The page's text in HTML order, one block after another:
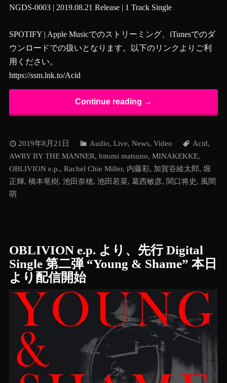
NGDS-0003 | 2019.08.21 Release | 1 Track Single
SPOTIFY | Apple Musicでのストリーミング、iTunesでのダ
ウンロードでの扱いとなります。以下のリンクよりご利
用ください。
https://ssm.lnk.to/Acid
Continue reading →
2019年8月21日 Audio, Live, News, Video Acid,
AWRY BY THE MANNER, hitomi matsuno, MINAKEKKE,
OBLIVION e.p., Rachel Chie Miller, 内藤彩, 加賀谷綾太郎, 堀
正輝, 橋本竜樹, 池田奈穂, 池田若菜, 葛西敏彦, 関口将史, 風間
萌
OBLIVION e.p. より、先行 Digital
Single 第二弾 “Young & Shame” 本日
より配信開始